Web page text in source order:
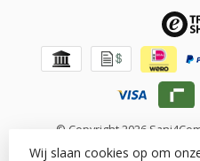
© Copyright 2026
Wij slaan cookies op om